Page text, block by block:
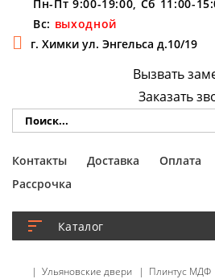
Пн-Пт 9:00-19:00, Сб 11:00-
Вс: выходной
г. Химки ул. Энгельса д.10/19
Каталог
Вызвать
Заказать
Контакты Доставка Оплата
Рассрочка
Ульяновские двери Плинтус МДФ